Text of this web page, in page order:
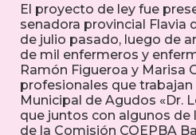
El proyecto de ley fue
senadora provincial Flavia
de julio pasado, luego de
de mil enfermeros y
Ramón Figueroa y Marisa
profesionales que
Municipal de Agudos «Dr.
que juntos con algunos
de la Comisión COEPBA